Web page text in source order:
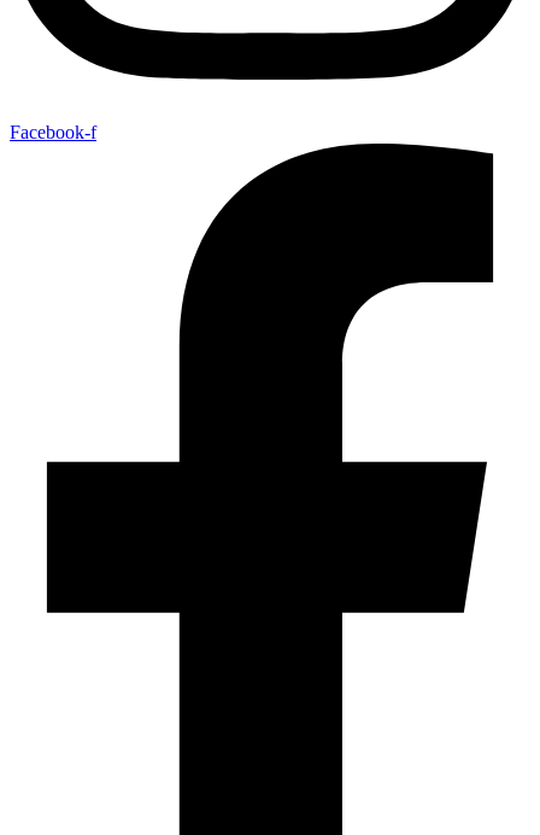
Facebook-f